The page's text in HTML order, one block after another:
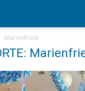
Marienfried